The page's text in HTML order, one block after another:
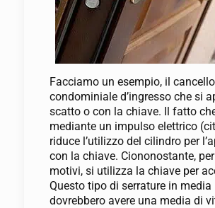
Facciamo un esempio, il cancello
condominiale d’ingresso che si
scatto o con la chiave. Il fatto
mediante un impulso elettrico
riduce l’utilizzo del cilindro per
con la chiave. Ciononostante,
motivi, si utilizza la chiave per
Questo tipo di serrature in media
dovrebbero avere una media di